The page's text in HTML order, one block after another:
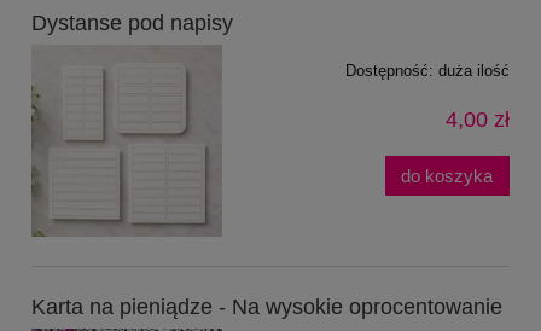
Dystanse pod napisy
Dostępność: duża ilość
4,00 zł
do koszyka
Karta na pieniądze - Na wysokie oprocentowanie